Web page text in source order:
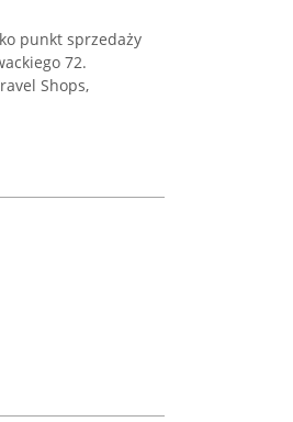
punkt sprzedaży
72.
Shops,